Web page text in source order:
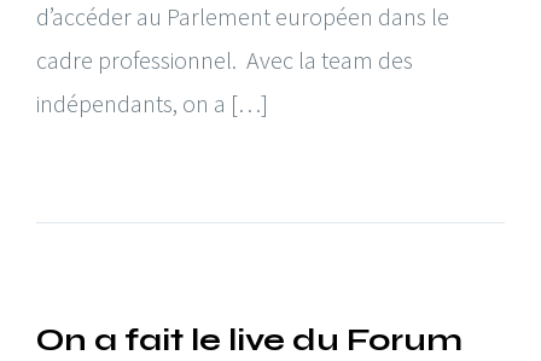
d’accéder au Parlement européen dans le
cadre professionnel. Avec la team des
indépendants, on a […]
On a fait le live du Forum